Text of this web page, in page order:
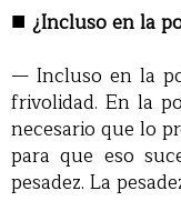
■ ¿Incluso en la
— Incluso en la
frivolidad. En la
necesario que lo
para que eso
pesadez. La